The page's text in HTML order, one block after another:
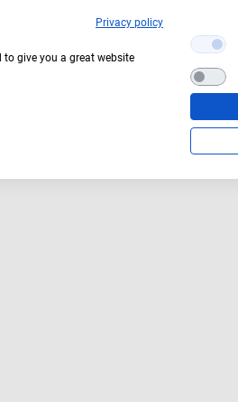
Privacy policy
give you a great website